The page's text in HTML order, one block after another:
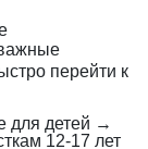
перейти к
для детей →
12-17 лет